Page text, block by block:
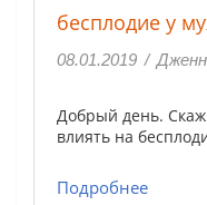
бесплодие у
08.01.2019 /
Добрый день.
влиять на
Подробнее